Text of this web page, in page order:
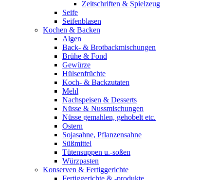
Zeitschriften & Spielzeug
Seife
Seifenblasen
Kochen & Backen
Algen
Back- & Brotbackmischungen
Brühe & Fond
Gewürze
Hülsenfrüchte
Koch- & Backzutaten
Mehl
Nachspeisen & Desserts
Nüsse & Nussmischungen
Nüsse gemahlen, gehobelt etc.
Ostern
Sojasahne, Pflanzensahne
Süßmittel
Tütensuppen u.-soßen
Würzpasten
Konserven & Fertiggerichte
Fertiggerichte & -produkte